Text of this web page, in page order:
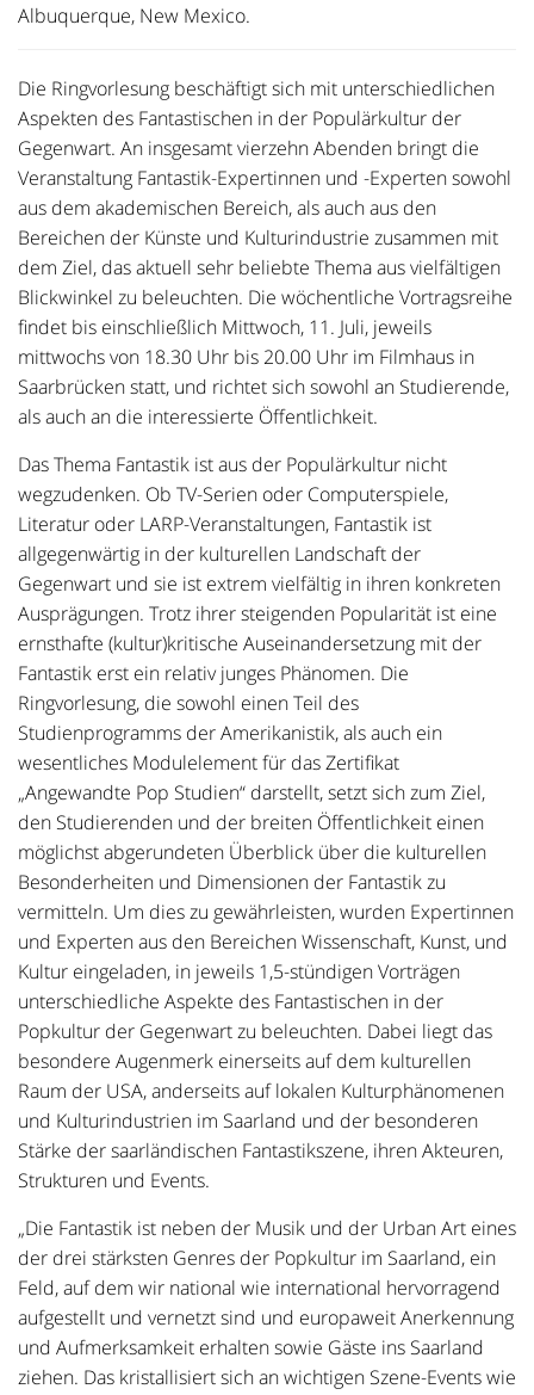
Albuquerque, New Mexico.
Die Ringvorlesung beschäftigt sich mit unterschiedlichen
Aspekten des Fantastischen in der Populärkultur der
Gegenwart. An insgesamt vierzehn Abenden bringt die
Veranstaltung Fantastik-Expertinnen und -Experten sowohl
aus dem akademischen Bereich, als auch aus den
Bereichen der Künste und Kulturindustrie zusammen mit
dem Ziel, das aktuell sehr beliebte Thema aus vielfältigen
Blickwinkel zu beleuchten. Die wöchentliche Vortragsreihe
findet bis einschließlich Mittwoch, 11. Juli, jeweils
mittwochs von 18.30 Uhr bis 20.00 Uhr im Filmhaus in
Saarbrücken statt, und richtet sich sowohl an Studierende,
als auch an die interessierte Öffentlichkeit.
Das Thema Fantastik ist aus der Populärkultur nicht
wegzudenken. Ob TV-Serien oder Computerspiele,
Literatur oder LARP-Veranstaltungen, Fantastik ist
allgegenwärtig in der kulturellen Landschaft der
Gegenwart und sie ist extrem vielfältig in ihren konkreten
Ausprägungen. Trotz ihrer steigenden Popularität ist eine
ernsthafte (kultur)kritische Auseinandersetzung mit der
Fantastik erst ein relativ junges Phänomen. Die
Ringvorlesung, die sowohl einen Teil des
Studienprogramms der Amerikanistik, als auch ein
wesentliches Modulelement für das Zertifikat
„Angewandte Pop Studien“ darstellt, setzt sich zum Ziel,
den Studierenden und der breiten Öffentlichkeit einen
möglichst abgerundeten Überblick über die kulturellen
Besonderheiten und Dimensionen der Fantastik zu
vermitteln. Um dies zu gewährleisten, wurden Expertinnen
und Experten aus den Bereichen Wissenschaft, Kunst, und
Kultur eingeladen, in jeweils 1,5-stündigen Vorträgen
unterschiedliche Aspekte des Fantastischen in der
Popkultur der Gegenwart zu beleuchten. Dabei liegt das
besondere Augenmerk einerseits auf dem kulturellen
Raum der USA, anderseits auf lokalen Kulturphänomenen
und Kulturindustrien im Saarland und der besonderen
Stärke der saarländischen Fantastikszene, ihren Akteuren,
Strukturen und Events.
„Die Fantastik ist neben der Musik und der Urban Art eines
der drei stärksten Genres der Popkultur im Saarland, ein
Feld, auf dem wir national wie international hervorragend
aufgestellt und vernetzt sind und europaweit Anerkennung
und Aufmerksamkeit erhalten sowie Gäste ins Saarland
ziehen. Das kristallisiert sich an wichtigen Szene-Events wie